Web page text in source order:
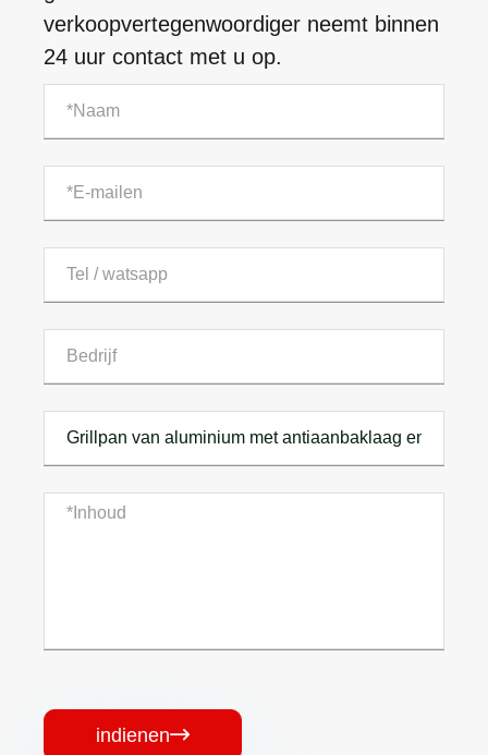
verkoopvertegenwoordiger neemt binnen
24 uur contact met u op.
indienen